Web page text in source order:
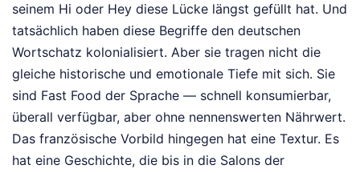
seinem Hi oder Hey diese Lücke längst gefüllt hat. Und
tatsächlich haben diese Begriffe den deutschen
Wortschatz kolonialisiert. Aber sie tragen nicht die
gleiche historische und emotionale Tiefe mit sich. Sie
sind Fast Food der Sprache — schnell konsumierbar,
überall verfügbar, aber ohne nennenswerten Nährwert.
Das französische Vorbild hingegen hat eine Textur. Es
hat eine Geschichte, die bis in die Salons der